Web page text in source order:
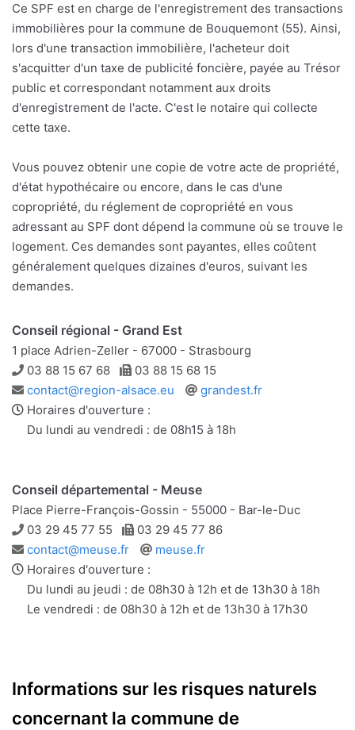
Ce SPF est en charge de l'enregistrement des transactions
immobilières pour la commune de Bouquemont (55). Ainsi,
lors d'une transaction immobilière, l'acheteur doit
s'acquitter d'un taxe de publicité foncière, payée au Trésor
public et correspondant notamment aux droits
d'enregistrement de l'acte. C'est le notaire qui collecte
cette taxe.
Vous pouvez obtenir une copie de votre acte de propriété,
d'état hypothécaire ou encore, dans le cas d'une
copropriété, du réglement de copropriété en vous
adressant au SPF dont dépend la commune où se trouve le
logement. Ces demandes sont payantes, elles coûtent
généralement quelques dizaines d'euros, suivant les
demandes.
Conseil régional - Grand Est
1 place Adrien-Zeller - 67000 - Strasbourg
Téléphone
03 88 15 67 68 Télécopie
03 88 15 68 15
Adresse
e-
mail
contact@region-alsace.eu
Site
grandest.fr
Horaires d'ouverture :
Du lundi au vendredi : de 08h15 à 18h
Conseil départemental - Meuse
Place Pierre-François-Gossin - 55000 - Bar-le-Duc
Téléphone
03 29 45 77 55 Télécopie
03 29 45 77 86
Adresse
e-
mail
contact@meuse.fr
Site
meuse.fr
Horaires d'ouverture :
Du lundi au jeudi : de 08h30 à 12h et de 13h30 à 18h
Le vendredi : de 08h30 à 12h et de 13h30 à 17h30
Informations sur les risques naturels
concernant la commune de